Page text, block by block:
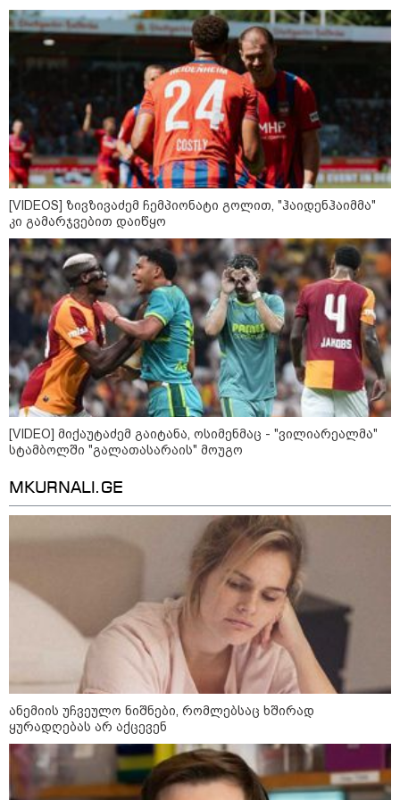
"ბავშვობიდან ასე ვარ..
ფანატიკურად ვარ შეყვარებული
საქართველოზე" - გაიცანით
მარტინ გუიმჯიანი, ქართულ
ენასა და საქართველოზე
შეყვარებული სომეხი ბიჭი
23:15 / 07-08-2026
ამოუცნობი ანომალიური
მოვლენები - ტრამპის
ადმინისტრაციამ “UFO”- ს
ფაილების მორიგი პაკეტი
გამოაქვეყნა
22:30 / 07-08-2026
ინტერნეტში ამაღელვებელი
კადრები ვრცელდება - როგორ
გადაარჩინა 56 წლის კაცმა
ბავშვები აბობოქრებულ ზღვაში
დახრჩობას
კატეგორიის ყველა სიახლე
"უნდა დაგვხვრიტოთ? - არა,
თქვენი დახვრეტა რაში გვაწყობს,
გუდაუთაში ქართველ ტყვეებში
უნდა გადაგცვალოთ..."
როდის დაიწყო რეალურად
საქართველო-რუსეთის ომი და
მთავარი შეცდომა, რომელიც
საბედისწერო გამოდგა
შავ ზღვაში გემებზე
თავდასხმებმა რუსეთ-უკრაინის
ომში რეკორდული მასშტაბი
მიიღო
[VIDEOS] ზივზივაძემ ჩემპიონატი გოლით, "ჰაიდენჰაიმმა"
კი გამარჯვებით დაიწყო
[VIDEO] მიქაუტაძემ გაიტანა, ოსიმენმაც - "ვილიარეალმა"
სტამბოლში "გალათასარაის" მოუგო
MKURNALI.GE
ანემიის უჩვეულო ნიშნები, რომლებსაც ხშირად
ყურადღებას არ აქცევენ